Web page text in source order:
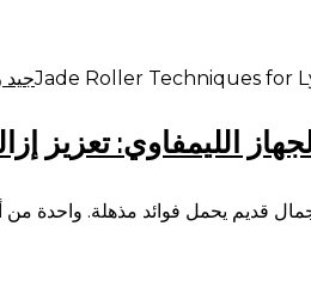
جيد
الليمفاوي: تعزيز
قديم يحمل فوائد مذهلة. واحدة من